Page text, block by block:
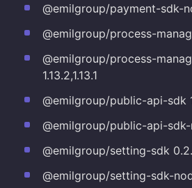
@emilgroup/payment-sdk-
@emilgroup/process-
@emilgroup/process-
1.13.2,1.13.1
@emilgroup/public-api-sdk
@emilgroup/public-api-sdk-
@emilgroup/setting-sdk
@emilgroup/setting-sdk-